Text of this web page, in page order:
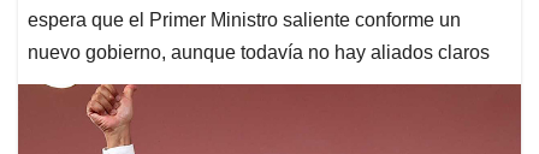
espera que el Primer Ministro saliente conforme un
nuevo gobierno, aunque todavía no hay aliados claros